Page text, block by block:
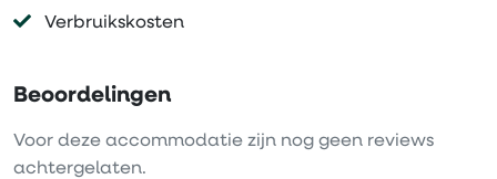
Verbruikskosten
Beoordelingen
Voor deze accommodatie zijn nog geen reviews
achtergelaten.